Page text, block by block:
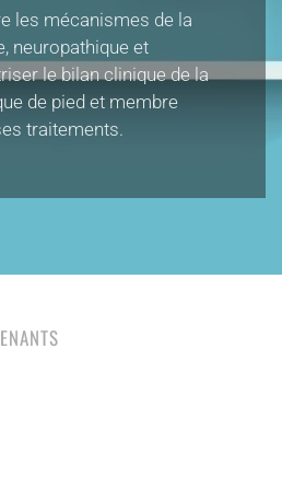
les mécanismes de la
neuropathique et
le bilan clinique de la
de pied et membre
traitements.